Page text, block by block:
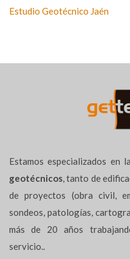
Estudio Geotécnico Jaén
Estamos especializados en
geotécnicos, tanto de
de proyectos (obra civil,
sondeos, patologías,
más de 20 años
servicio..